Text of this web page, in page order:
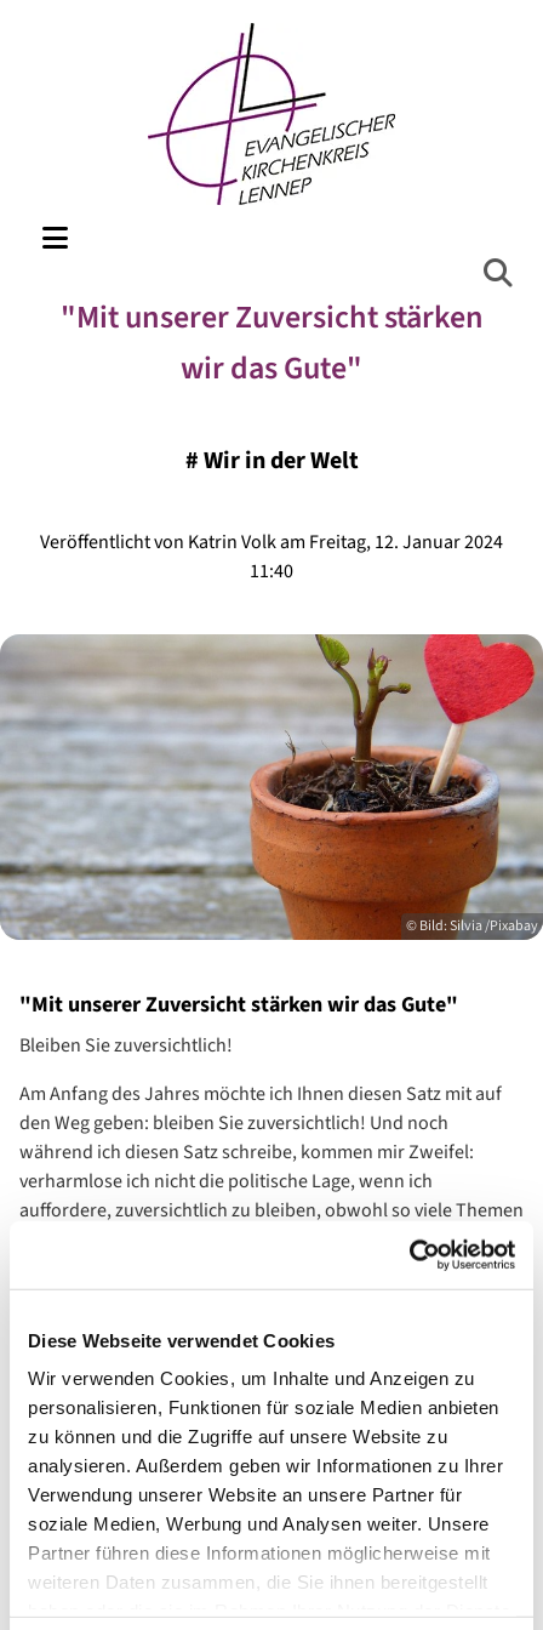
Diese Webseite verwendet Cookies
Wir verwenden Cookies, um Inhalte und Anzeigen zu
personalisieren, Funktionen für soziale Medien anbieten
zu können und die Zugriffe auf unsere Website zu
analysieren. Außerdem geben wir Informationen zu Ihrer
Verwendung unserer Website an unsere Partner für
soziale Medien, Werbung und Analysen weiter. Unsere
Partner führen diese Informationen möglicherweise mit
weiteren Daten zusammen, die Sie ihnen bereitgestellt
"Mit unserer Zuversicht stärken
wir das Gute"
#Wir in der Welt
Veröffentlicht von Katrin Volk am Freitag, 12. Januar 2024
11:40
© Bild: Silvia /Pixabay
"Mit unserer Zuversicht stärken wir das Gute"
Bleiben Sie zuversichtlich!
Am Anfang des Jahres möchte ich Ihnen diesen Satz mit auf
den Weg geben: bleiben Sie zuversichtlich! Und noch
während ich diesen Satz schreibe, kommen mir Zweifel:
verharmlose ich nicht die politische Lage, wenn ich
auffordere, zuversichtlich zu bleiben, obwohl so viele Themen
Demokratien wanken, Hass, Gewalt und Antisemitismus
Städten, von Flüchtlingslagern und Notunterkünften, wir
sehen verdorrte oder überschwemmte Regionen, Unvernunft,
Gier und Ignoranz scheinen aufzublühen und Worte wie
„Zukunft“ und „Hoffnung“ sind zunehmend schwerer
auszusprechen. Ist es angesichts solcher Probleme nicht
sogar falsch, zuversichtlich zu bleiben? Wäre es nicht
angemessener, besorgt in die Zukunft zu schauen?
Zuversicht und Sorge schließen sich nicht aus. Es ist ohne
Zweifel wichtig und richtig, wachsam und besorgt die